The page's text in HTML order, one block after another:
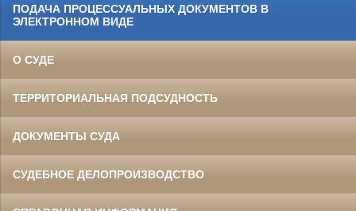
ПОДАЧА ПРОЦЕССУАЛЬНЫХ ДОКУМЕНТОВ В
ЭЛЕКТРОННОМ ВИДЕ
О СУДЕ
ТЕРРИТОРИАЛЬНАЯ ПОДСУДНОСТЬ
ДОКУМЕНТЫ СУДА
СУДЕБНОЕ ДЕЛОПРОИЗВОДСТВО